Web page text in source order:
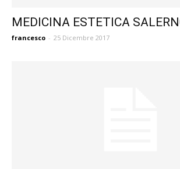
MEDICINA ESTETICA
francesco - 25 Dicembre 2017